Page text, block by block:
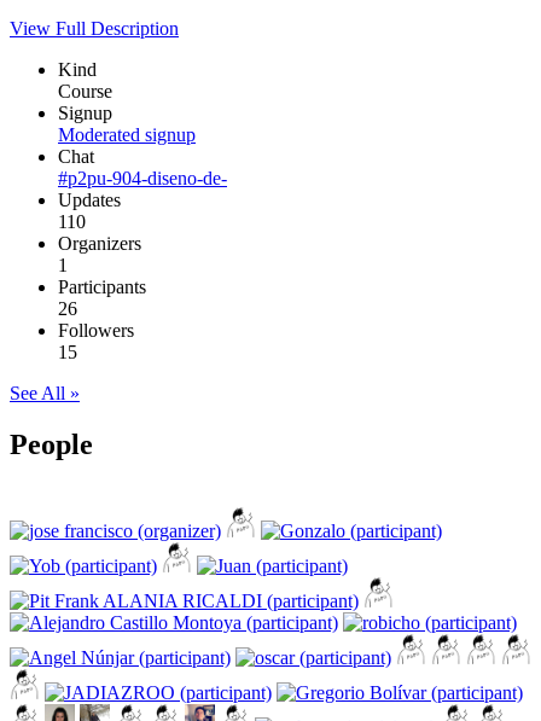
View Full Description
Kind
Course
Signup
Moderated signup
Chat
#p2pu-904-diseno-de-
Updates
110
Organizers
1
Participants
26
Followers
15
See All »
People